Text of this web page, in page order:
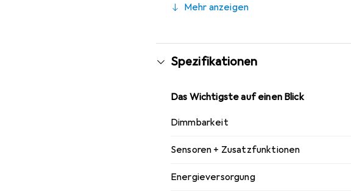
Inklusive Montageschrauben und
Mehr anzeigen
Spezifikationen
Das Wichtigste auf einen Blick
Dimmbarkeit
Sensoren + Zusatzfunktionen
Energieversorgung